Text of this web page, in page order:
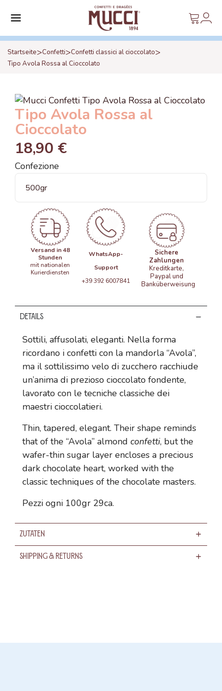
Startseite>Confetti>Confetti classici al cioccolato>
Tipo Avola Rossa al Cioccolato
Tipo Avola Rossa al
Cioccolato
18,90 €
Confezione
Versand in 48
Stunden
mit nationalen
Kurierdiensten
WhatsApp-
Support
+39 392 6007841
Sichere
Zahlungen
Kreditkarte,
Paypal und
Banküberweisung
Details
Sottili, affusolati, eleganti. Nella forma
ricordano i confetti con la mandorla “Avola”,
ma il sottilissimo velo di zucchero racchiude
un’anima di prezioso cioccolato fondente,
lavorato con le tecniche classiche dei
maestri cioccolatieri.
Thin, tapered, elegant. Their shape reminds
that of the “Avola” almond confetti, but the
wafer-thin sugar layer encloses a precious
dark chocolate heart, worked with the
classic techniques of the chocolate masters.
Pezzi ogni 100gr 29ca.
Zutaten
Shipping & Returns